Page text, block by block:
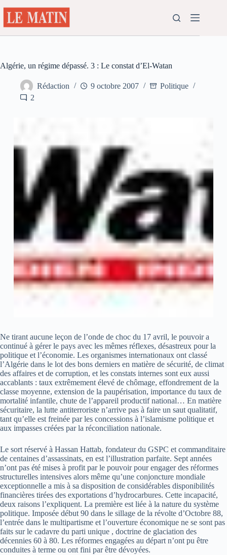
au
contenu
Algérie, un régime dépassé. 3 : Le constat d’El-Watan
Rédaction 9 octobre 2007
Politique
2
Ne tirant aucune leçon de l’onde de choc du 17 avril, le pouvoir a
continué à gérer le pays avec les mêmes réflexes, désastreux pour la
politique et l’économie. Les organismes internationaux ont classé
l’Algérie dans le lot des bons derniers en matière de sécurité, de climat
des affaires et de corruption, et les constats internes sont eux aussi
accablants : taux extrêmement élevé de chômage, effondrement de la
classe moyenne, extension de la paupérisation, importance du taux de
mortalité infantile, chute de l’appareil productif national… En matière
sécuritaire, la lutte antiterroriste n’arrive pas à faire un saut qualitatif,
tant qu’elle est freinée par les concessions à l’islamisme politique et
aux impasses créées par la réconciliation nationale.
Le sort réservé à Hassan Hattab, fondateur du GSPC et commanditaire
de centaines d’assassinats, en est l’illustration parfaite. Sept années
n’ont pas été mises à profit par le pouvoir pour engager des réformes
structurelles intensives alors même qu’une conjoncture mondiale
exceptionnelle a mis à sa disposition de considérables disponibilités
financières tirées des exportations d’hydrocarbures. Cette incapacité,
deux raisons l’expliquent. La première est liée à la nature du système
politique. Imposée début 90 dans le sillage de la révolte d’Octobre 88,
l’entrée dans le multipartisme et l’ouverture économique ne se sont pas
faits sur le cadavre du parti unique , doctrine de glaciation des
décennies 60 à 80. Les réformes engagées au départ n’ont pu être
conduites à terme ou ont fini par être dévoyées.